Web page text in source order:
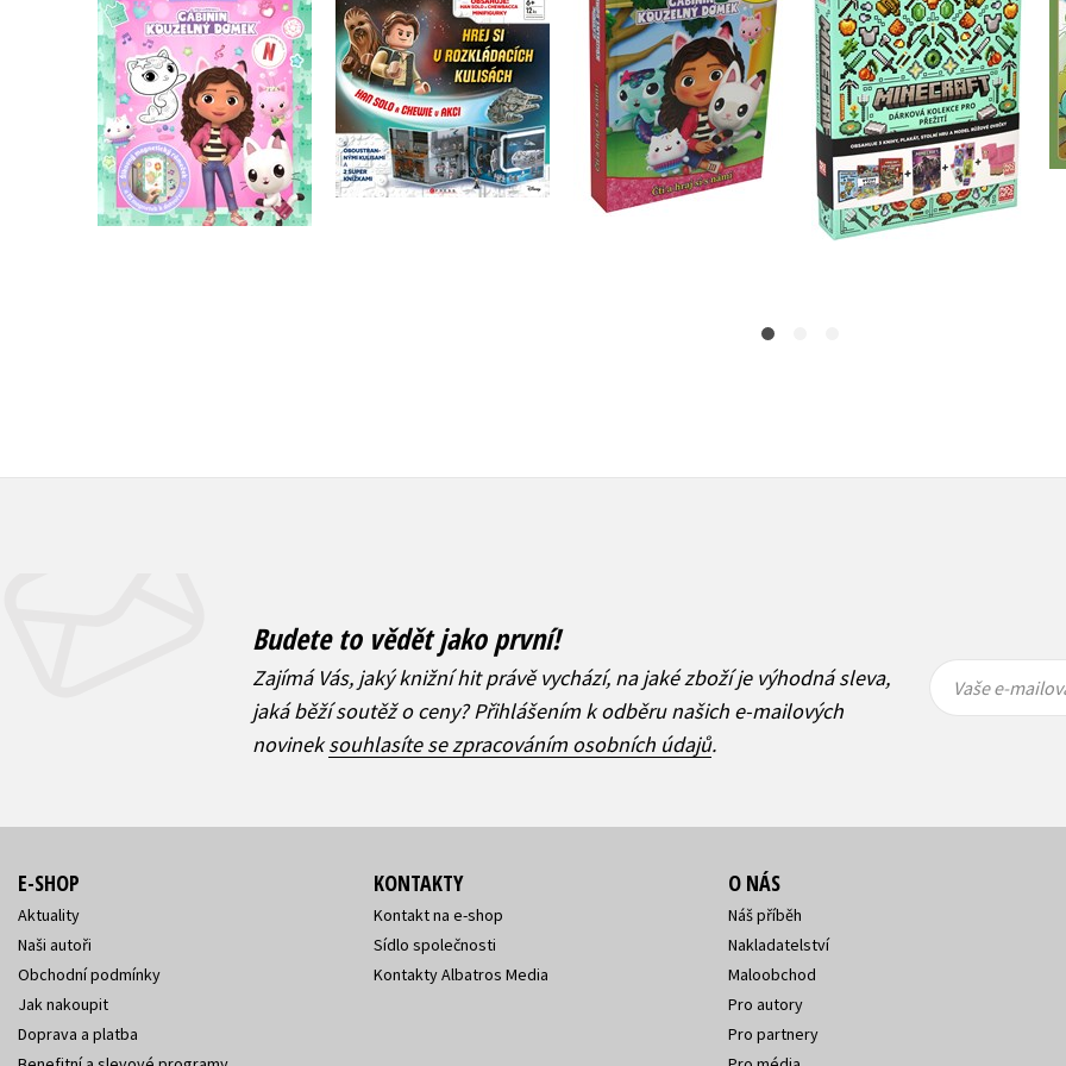
magnetky
Kolektiv
Do košíku
akci
Kolektiv
námi
Kolektiv
kolekce pro přežití
Kolektiv
Do košíku
479 Kč
Budete to vědět jako první!
Zajímá Vás, jaký knižní hit právě vychází, na jaké zboží je výhodná sleva,
jaká běží soutěž o ceny? Přihlášením k odběru našich e-mailových
novineksouhlasíte se zpracováním osobních údajů.
mailová
mailová
Vaše e-
E-SHOP
Aktuality
Naši autoři
Obchodní podmínky
Jak nakoupit
Doprava a platba
KONTAKTY
Kontakt na e-shop
Sídlo společnosti
Kontakty Albatros Media
O NÁS
Náš příběh
Nakladatelství
Maloobchod
Pro autory
Pro partnery